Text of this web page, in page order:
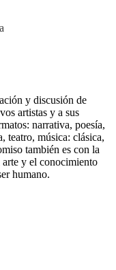
y discusión de
artistas y a sus
narrativa, poesía,
teatro, música: clásica,
también es con la
y el conocimiento
humano.